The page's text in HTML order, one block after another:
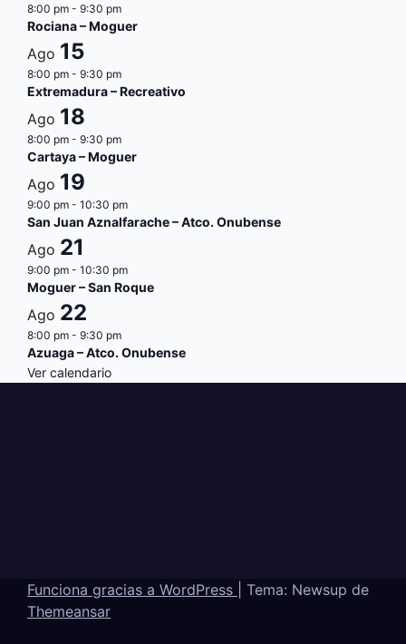
8:00 pm - 9:30 pm
Rociana – Moguer
Ago 15
8:00 pm - 9:30 pm
Extremadura – Recreativo
Ago 18
8:00 pm - 9:30 pm
Cartaya – Moguer
Ago 19
9:00 pm - 10:30 pm
San Juan Aznalfarache – Atco. Onubense
Ago 21
9:00 pm - 10:30 pm
Moguer – San Roque
Ago 22
8:00 pm - 9:30 pm
Azuaga – Atco. Onubense
Ver calendario
Funciona gracias a WordPress
Tema: Newsup de
Themeansar